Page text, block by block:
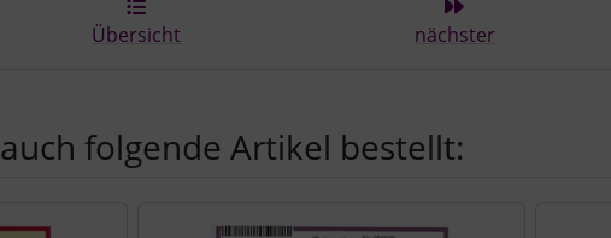
Übersicht nächster
folgende Artikel bestellt: